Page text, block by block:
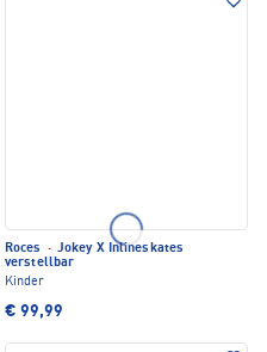
Roces · Jokey X Inlineskates
verstellbar
Kinder
€ 99,99